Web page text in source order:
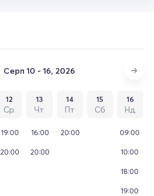
Серп 10 - 16, 2026
12
Ср
13
Чт
14
Пт
15
Сб
16
Нд
19:00
20:00
16:00
20:00
20:00 09:00
10:00
18:00
19:00